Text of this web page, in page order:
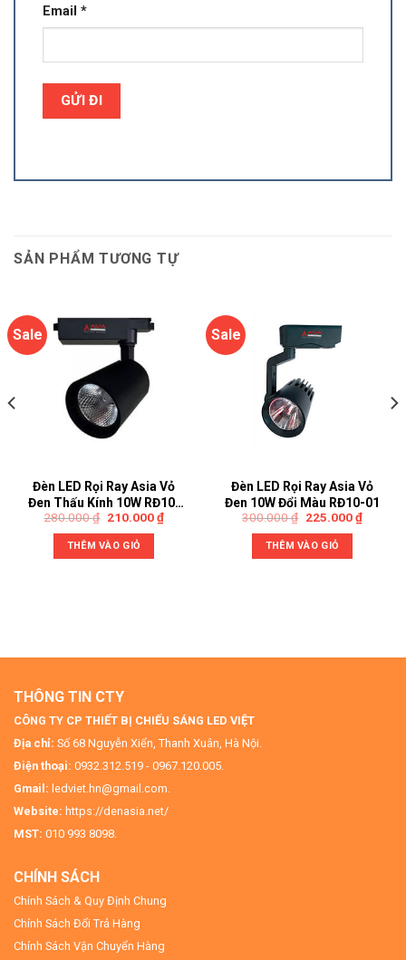
Email *
SẢN PHẨM TƯƠNG TỰ
Sale
Đèn LED Rọi Ray Asia Vỏ
Đen Thấu Kính 10W RĐ10-
02
280.000₫ 210.000₫
THÊM VÀO GIỎ
Sale
Đèn LED Rọi Ray Asia Vỏ
Đen 10W Đổi Màu RĐ10-01
300.000₫ 225.000₫
THÊM VÀO GIỎ
THÔNG TIN CTY
CÔNG TY CP THIẾT BỊ CHIẾU SÁNG LED VIỆT
Địa chỉ: Số 68 Nguyễn Xiển, Thanh Xuân, Hà Nội.
Điện thoại: 0932.312.519 - 0967.120.005.
Gmail: ledviet.hn@gmail.com.
Website: https://denasia.net/
MST: 010 993 8098.
CHÍNH SÁCH
Chính Sách & Quy Định Chung
Chính Sách Đổi Trả Hàng
Chính Sách Vận Chuyển Hàng